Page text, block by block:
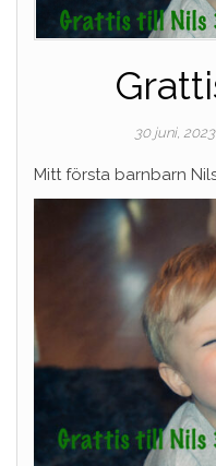
30 juni, 2023
Mitt första barnbarn